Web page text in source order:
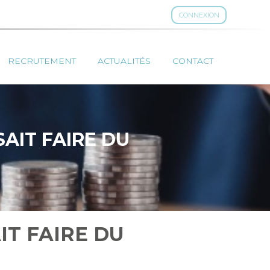
CONNEXION
RECRUTEMENT ACTUALITÉS CONTACT
FAIRE DU
FAIRE DU